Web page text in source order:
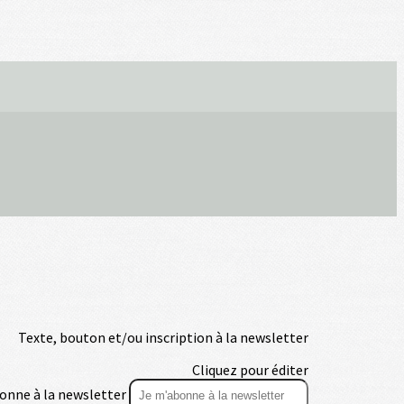
Texte, bouton et/ou inscription à la newsletter
Cliquez pour éditer
à la newsletter